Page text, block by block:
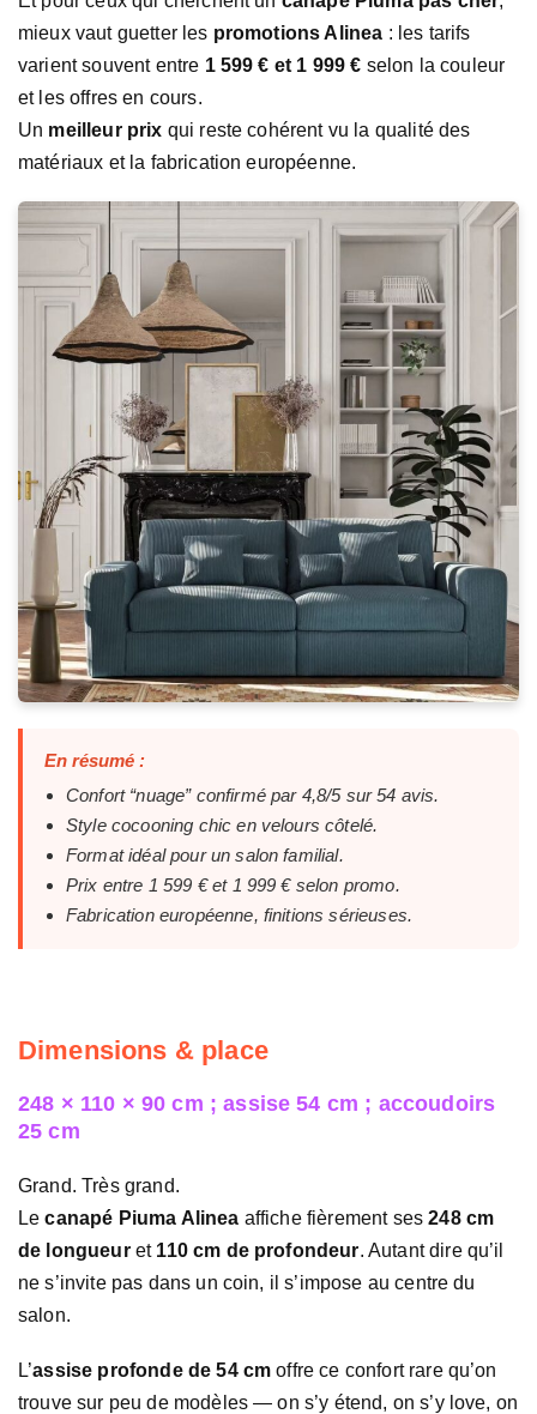
mieux vaut guetter les promotions Alinea : les tarifs
varient souvent entre 1 599 € et 1 999 € selon la couleur
et les offres en cours.
Un meilleur prix qui reste cohérent vu la qualité des
matériaux et la fabrication européenne.
En résumé :
Confort “nuage” confirmé par 4,8/5 sur 54 avis.
Style cocooning chic en velours côtelé.
Format idéal pour un salon familial.
Prix entre 1 599 € et 1 999 € selon promo.
Fabrication européenne, finitions sérieuses.
Dimensions & place
248 × 110 × 90 cm ; assise 54 cm ; accoudoirs
25 cm
Grand. Très grand.
Lecanapé Piuma Alinea affiche fièrement ses248 cm
de longueuret 110 cm de profondeur. Autant dire qu’il
ne s’invite pas dans un coin, il s’impose au centre du
salon.
L’assise profonde de 54 cm offre ce confort rare qu’on
trouve sur peu de modèles — on s’y étend, on s’y love, on